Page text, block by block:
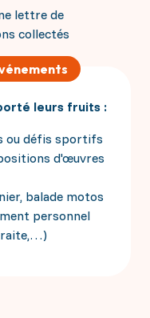
lettre de
collectés
leurs fruits :
ou défis sportifs
d'œuvres
balade motos
personnel